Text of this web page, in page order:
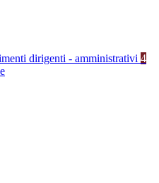
dirigenti - amministrativi 4